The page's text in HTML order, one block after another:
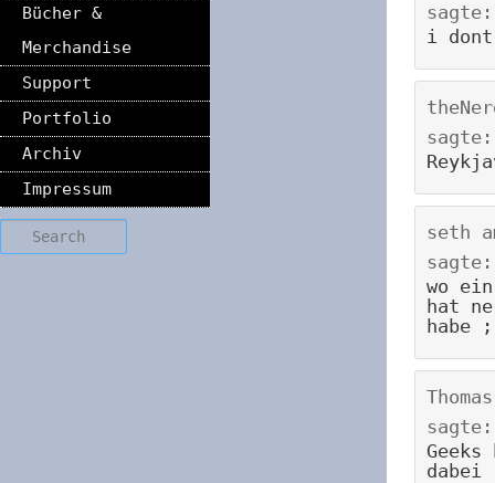
Bücher &
Merchandise
Support
Portfolio
Archiv
Impressum
Search
sagte:
i
sagte:
seth
sagte:
wo
hat
habe
Thomas
sagte:
Geeks